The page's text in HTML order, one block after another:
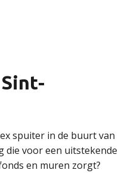
spuiter in de buurt van
die voor een uitstekende
en muren zorgt?